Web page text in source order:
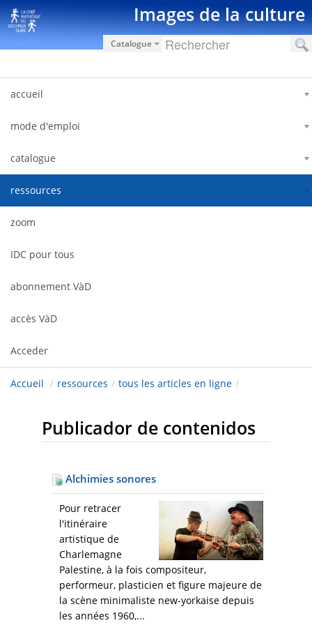
Saltar al contenido Images de la culture
Catalogue
accueil
mode d'emploi
catalogue
ressources
zoom
IDC pour tous
abonnement VàD
accès VàD
Acceder
Accueil / ressources / tous les articles en ligne /
Publicador de contenidos
Alchimies sonores
Pour retracer
l'itinéraire
artistique de
Charlemagne
Palestine, à la fois compositeur,
performeur, plasticien et figure majeure de
la scène minimaliste new-yorkaise depuis
les années 1960,...